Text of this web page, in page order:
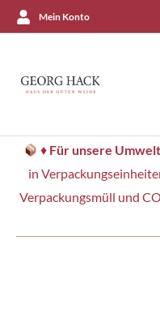
Zum
Inhalt
Mein Konto
♦ Für unsere
in
Verpackungsmüll und